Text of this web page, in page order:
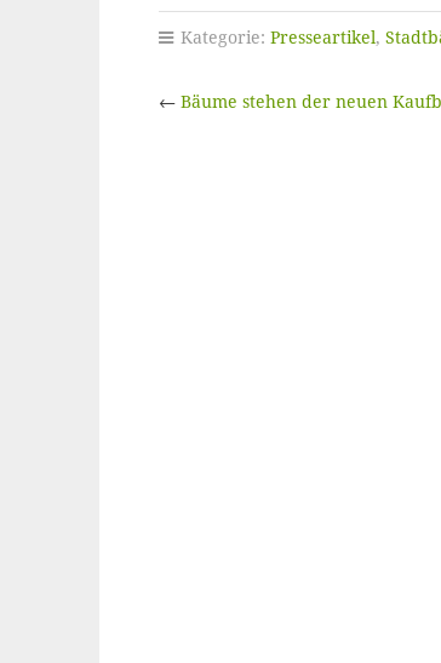
Kategorie: Presseartikel,
← Bäume stehen der neuen